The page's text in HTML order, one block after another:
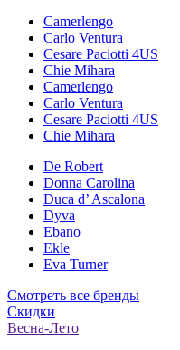
Camerlengo
Carlo Ventura
Cesare Paciotti 4US
Chie Mihara
Camerlengo
Carlo Ventura
Cesare Paciotti 4US
Chie Mihara
De Robert
Donna Carolina
Duca d’ Ascalona
Dyva
Ebano
Ekle
Eva Turner
Смотреть все бренды
Скидки
Весна-Лето